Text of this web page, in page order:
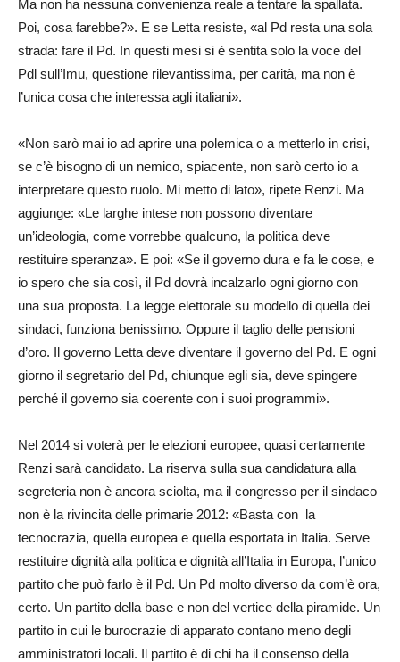
Ma non ha nessuna convenienza reale a tentare la spallata.
Poi, cosa farebbe?». E se Letta resiste, «al Pd resta una sola
strada: fare il Pd. In questi mesi si è sentita solo la voce del
Pdl sull’Imu, questione rilevantissima, per carità, ma non è
l’unica cosa che interessa agli italiani».
«Non sarò mai io ad aprire una polemica o a metterlo in crisi,
se c’è bisogno di un nemico, spiacente, non sarò certo io a
interpretare questo ruolo. Mi metto di lato», ripete Renzi. Ma
aggiunge: «Le larghe intese non possono diventare
un’ideologia, come vorrebbe qualcuno, la politica deve
restituire speranza». E poi: «Se il governo dura e fa le cose, e
io spero che sia così, il Pd dovrà incalzarlo ogni giorno con
una sua proposta. La legge elettorale su modello di quella dei
sindaci, funziona benissimo. Oppure il taglio delle pensioni
d’oro. Il governo Letta deve diventare il governo del Pd. E ogni
giorno il segretario del Pd, chiunque egli sia, deve spingere
perché il governo sia coerente con i suoi programmi».
Nel 2014 si voterà per le elezioni europee, quasi certamente
Renzi sarà candidato. La riserva sulla sua candidatura alla
segreteria non è ancora sciolta, ma il congresso per il sindaco
non è la rivincita delle primarie 2012: «Basta con la
tecnocrazia, quella europea e quella esportata in Italia. Serve
restituire dignità alla politica e dignità all’Italia in Europa, l’unico
partito che può farlo è il Pd. Un Pd molto diverso da com’è ora,
certo. Un partito della base e non del vertice della piramide. Un
partito in cui le burocrazie di apparato contano meno degli
amministratori locali. Il partito è di chi ha il consenso della